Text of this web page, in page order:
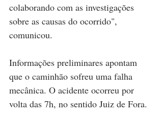
colaborando com as investigações
sobre as causas do ocorrido",
comunicou.
Informações preliminares apontam
que o caminhão sofreu uma falha
mecânica. O acidente ocorreu por
volta das 7h, no sentido Juiz de Fora.